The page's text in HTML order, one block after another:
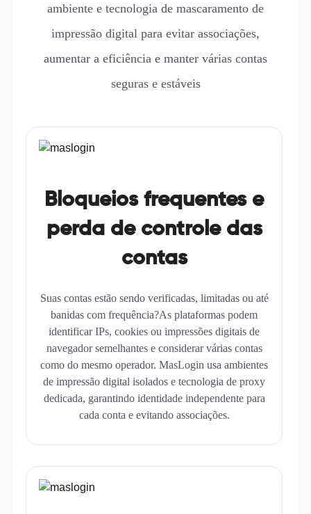
ambiente e tecnologia de mascaramento de
impressão digital para evitar associações,
aumentar a eficiência e manter várias contas
seguras e estáveis
Bloqueios frequentes e
perda de controle das
contas
Suas contas estão sendo verificadas, limitadas ou até
banidas com frequência?As plataformas podem
identificar IPs, cookies ou impressões digitais de
navegador semelhantes e considerar várias contas
como do mesmo operador. MasLogin usa ambientes
de impressão digital isolados e tecnologia de proxy
dedicada, garantindo identidade independente para
cada conta e evitando associações.